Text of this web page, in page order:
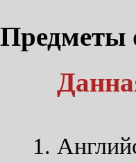
Предметы
1.